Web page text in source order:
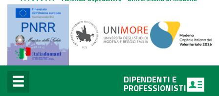
DIPENDENTI E
PROFESSIONISTI